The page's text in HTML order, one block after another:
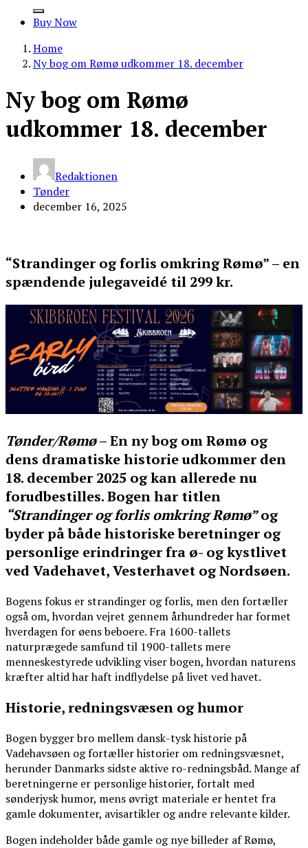
Buy Now
Home
Ny bog om Rømø udkommer 18. december
Ny bog om Rømø
udkommer 18. december
Redaktionen
Tønder
december 16, 2025
“Strandinger og forlis omkring Rømø” – en
spændende julegaveidé til 299 kr.
Tønder/Rømø– En ny bog om Rømø og
dens dramatiske historie udkommer den
18. december 2025 og kan allerede nu
forudbestilles. Bogen har titlen
“Strandinger og forlis omkring Rømø”og
byder på både historiske beretninger og
personlige erindringer fra ø- og kystlivet
ved Vadehavet, Vesterhavet og Nordsøen.
Bogens fokus er strandinger og forlis, men den fortæller
også om, hvordan vejret gennem århundreder har formet
hverdagen for øens beboere. Fra 1600-tallets
naturprægede samfund til 1900-tallets mere
menneskestyrede udvikling viser bogen, hvordan naturens
kræfter altid har haft indflydelse på livet ved havet.
Historie, redningsvæsen og humor
Bogen bygger bro mellem dansk-tysk historie på
Vadehavsøen og fortæller historier om redningsvæsnet,
herunder Danmarks sidste aktive ro-redningsbåd. Mange af
beretningerne er personlige historier, fortalt med
sønderjysk humor, mens øvrigt materiale er hentet fra
gamle dokumenter, avisartikler og andre relevante kilder.
Bogen indeholder både gamle og nye billeder af Rømø,